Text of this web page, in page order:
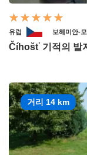
유럽 보헤미안-
Číhošť 기적의 발
거리 14 km